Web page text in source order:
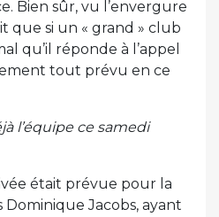
Bien sûr, vu l’envergure
que si un « grand » club
qu’il réponde à l’appel
tout prévu en ce
l’équipe ce samedi
était prévue pour la
Dominique Jacobs, ayant